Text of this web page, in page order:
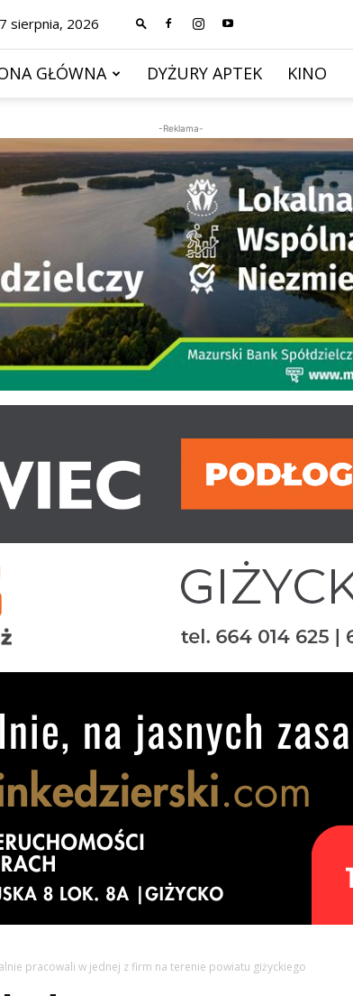
sierpnia, 2026
GŁÓWNA DYŻURY APTEK KINO
-Reklama-
pracowali w jednej z firm na terenie powiatu giżyckiego